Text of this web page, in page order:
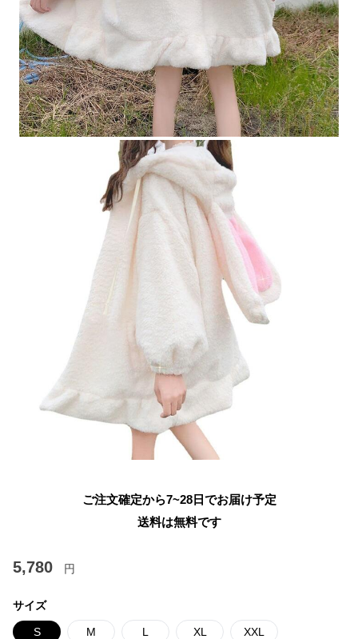
ご注文確定から7~28日でお届け予定
送料は無料です
5,780 円
サイズ
S M L XL XXL